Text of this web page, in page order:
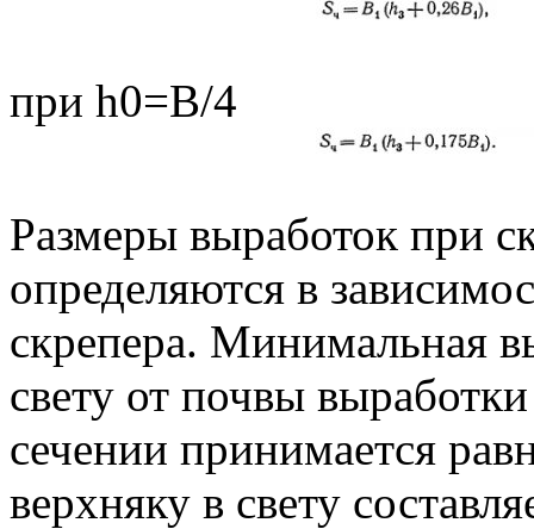
при h0=В/4
Размеры выработок при
определяются в
скрепера. Минимальная
свету от почвы
сечении принимается
верхняку в свету